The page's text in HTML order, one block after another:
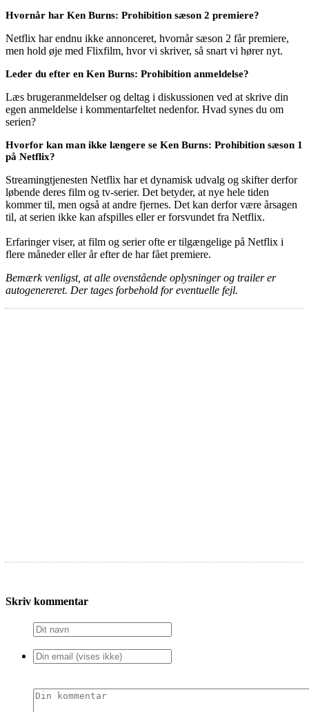
Hvornår har Ken Burns: Prohibition sæson 2 premiere?
Netflix har endnu ikke annonceret, hvornår sæson 2 får premiere,
men hold øje med Flixfilm, hvor vi skriver, så snart vi hører nyt.
Leder du efter en Ken Burns: Prohibition anmeldelse?
Læs brugeranmeldelser og deltag i diskussionen ved at skrive din
egen anmeldelse i kommentarfeltet nedenfor. Hvad synes du om
serien?
Hvorfor kan man ikke længere se Ken Burns: Prohibition sæson 1
på Netflix?
Streamingtjenesten Netflix har et dynamisk udvalg og skifter derfor
løbende deres film og tv-serier. Det betyder, at nye hele tiden
kommer til, men også at andre fjernes. Det kan derfor være årsagen
til, at serien ikke kan afspilles eller er forsvundet fra Netflix.
Erfaringer viser, at film og serier ofte er tilgængelige på Netflix i
flere måneder eller år efter de har fået premiere.
Bemærk venligst, at alle ovenstående oplysninger og trailer er
autogenereret. Der tages forbehold for eventuelle fejl.
Skriv kommentar